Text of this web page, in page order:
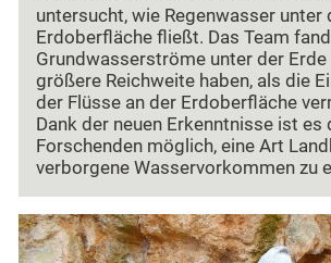
untersucht, wie Regenwasser unter
Erdoberfläche fließt. Das Team
Grundwasserströme unter der Erde
größere Reichweite haben, als die
der Flüsse an der Erdoberfläche
Dank der neuen Erkenntnisse ist es
Forschenden möglich, eine Art
verborgene Wasservorkommen zu